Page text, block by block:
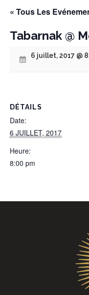
« Tous Les
Tabarnak @
6 juillet, 2017 @
DÉTAILS
Date:
6 JUILLET, 2017
Heure:
8:00 pm